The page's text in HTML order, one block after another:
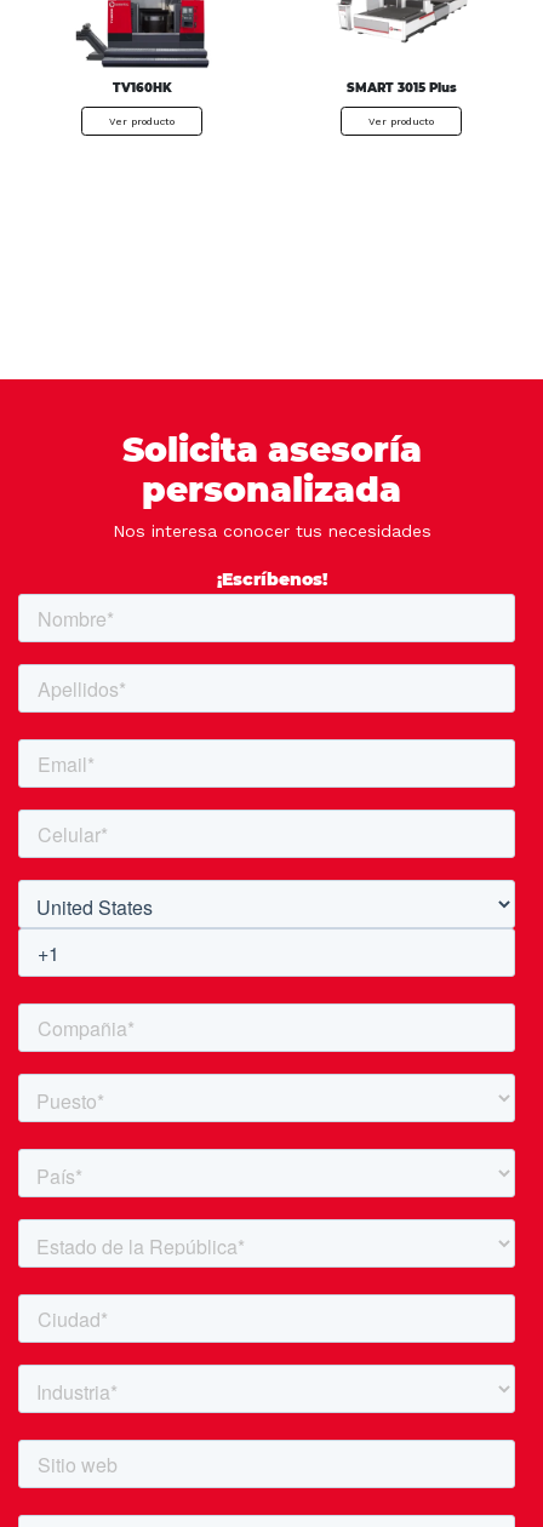
TV160HK
Ver producto
SMART 3015 Plus
Ver producto
Solicita asesoría
personalizada
Nos interesa conocer tus necesidades
¡Escríbenos!